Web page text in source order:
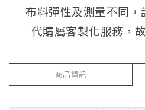
布料彈性及測量不同
代購屬客製化服務，
商品資訊